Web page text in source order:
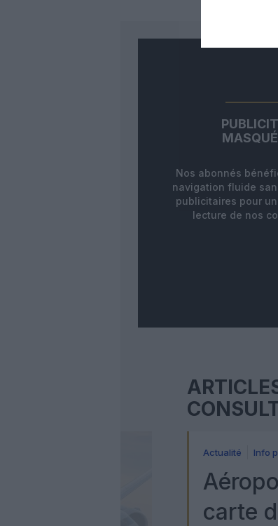
Nos abonnés
navigation fluide
publicitaires pour
lecture de nos
Actualité Info
carte